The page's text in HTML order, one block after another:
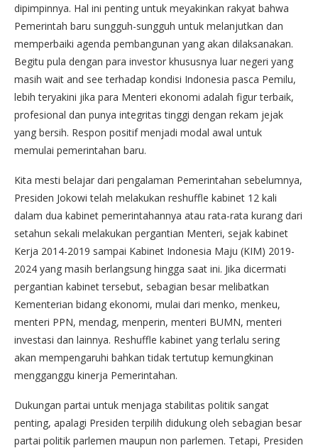
dipimpinnya. Hal ini penting untuk meyakinkan rakyat bahwa
Pemerintah baru sungguh-sungguh untuk melanjutkan dan
memperbaiki agenda pembangunan yang akan dilaksanakan.
Begitu pula dengan para investor khususnya luar negeri yang
masih wait and see terhadap kondisi Indonesia pasca Pemilu,
lebih teryakini jika para Menteri ekonomi adalah figur terbaik,
profesional dan punya integritas tinggi dengan rekam jejak
yang bersih. Respon positif menjadi modal awal untuk
memulai pemerintahan baru.
Kita mesti belajar dari pengalaman Pemerintahan sebelumnya,
Presiden Jokowi telah melakukan reshuffle kabinet 12 kali
dalam dua kabinet pemerintahannya atau rata-rata kurang dari
setahun sekali melakukan pergantian Menteri, sejak kabinet
Kerja 2014-2019 sampai Kabinet Indonesia Maju (KIM) 2019-
2024 yang masih berlangsung hingga saat ini. Jika dicermati
pergantian kabinet tersebut, sebagian besar melibatkan
Kementerian bidang ekonomi, mulai dari menko, menkeu,
menteri PPN, mendag, menperin, menteri BUMN, menteri
investasi dan lainnya. Reshuffle kabinet yang terlalu sering
akan mempengaruhi bahkan tidak tertutup kemungkinan
mengganggu kinerja Pemerintahan.
Dukungan partai untuk menjaga stabilitas politik sangat
penting, apalagi Presiden terpilih didukung oleh sebagian besar
partai politik parlemen maupun non parlemen. Tetapi, Presiden